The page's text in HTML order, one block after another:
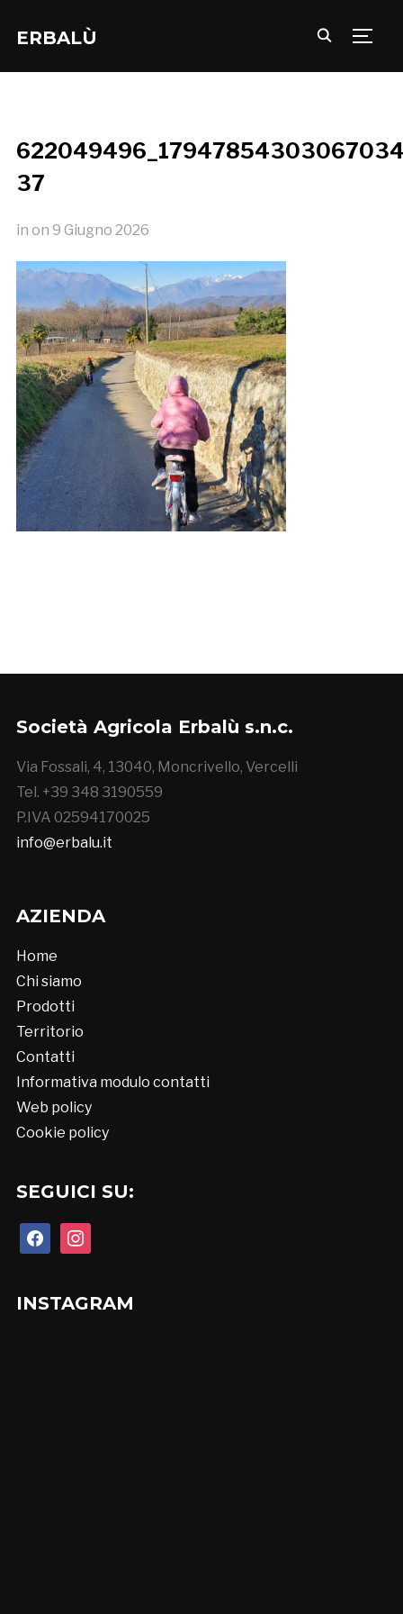
ERBALÙ
37
in on 9 Giugno 2026
Società Agricola Erbalù s.n.c.
Via Fossali, 4, 13040, Moncrivello, Vercelli
Tel. +39 348 3190559
P.IVA 02594170025
info@erbalu.it
AZIENDA
Home
Chi siamo
Prodotti
Territorio
Contatti
Informativa modulo contatti
Web policy
Cookie policy
SEGUICI SU:
facebookinstagram
INSTAGRAM